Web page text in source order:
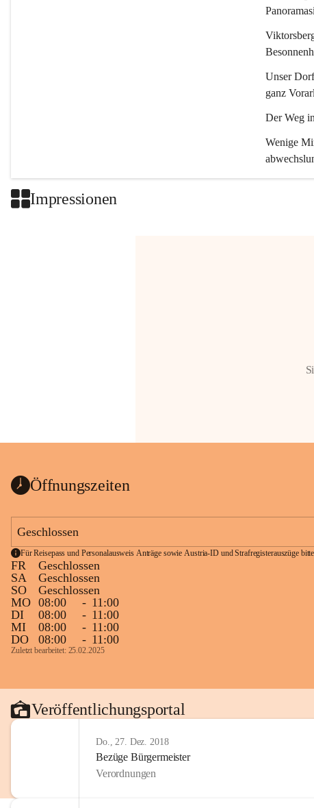
Unser
ganz
Der Weg
Wenige
Impressionen
Öffnungszeiten
Geschlossen
Für Reisepass und Personalausweis Anträge sowie Austria-ID und Strafregisterauszüge
FR
Geschlossen
SA
Geschlossen
SO
Geschlossen
MO 08:00 - 11:00
DI
08:00 - 11:00
MI
08:00 - 11:00
DO
08:00 - 11:00
Zuletzt bearbeitet: 25.02.2025
Veröffentlichungsportal
Do., 27. Dez. 2018
Bezüge Bürgermeister
Verordnungen